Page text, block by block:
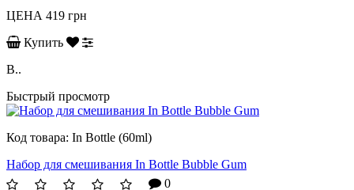
ЦЕНА 419 грн
Купить
B..
Быстрый просмотр
Код товара: In Bottle (60ml)
Набор для смешивания In Bottle Bubble Gum
0